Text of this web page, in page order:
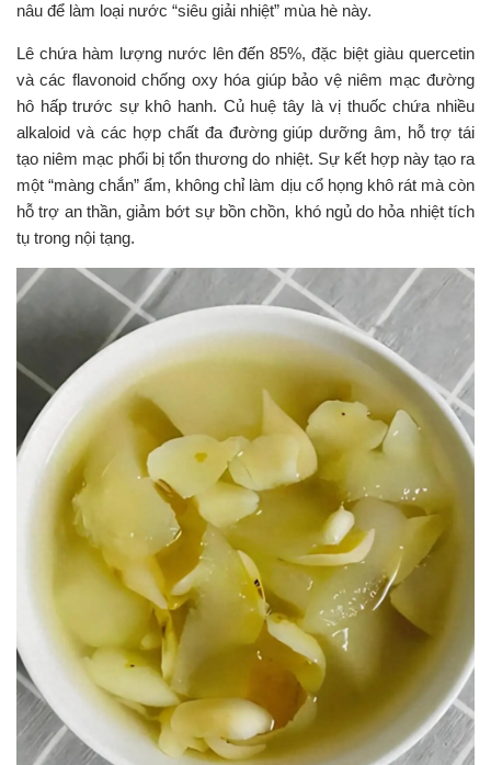
nâu để làm loại nước “siêu giải nhiệt” mùa hè này.
Lê chứa hàm lượng nước lên đến 85%, đặc biệt giàu quercetin
và các flavonoid chống oxy hóa giúp bảo vệ niêm mạc đường
hô hấp trước sự khô hanh. Củ huệ tây là vị thuốc chứa nhiều
alkaloid và các hợp chất đa đường giúp dưỡng âm, hỗ trợ tái
tạo niêm mạc phổi bị tổn thương do nhiệt. Sự kết hợp này tạo ra
một “màng chắn” ẩm, không chỉ làm dịu cổ họng khô rát mà còn
hỗ trợ an thần, giảm bớt sự bồn chồn, khó ngủ do hỏa nhiệt tích
tụ trong nội tạng.